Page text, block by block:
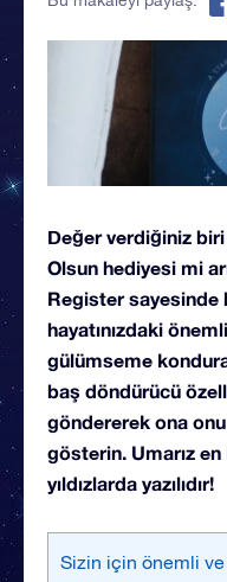
Değer verdiğiniz
Olsun hediyesi mi
Register sayesinde
hayatınızdaki
gülümseme
baş döndürücü
göndererek ona
gösterin. Umarız
yıldızlarda yazılıdır!
Sizin için önemli